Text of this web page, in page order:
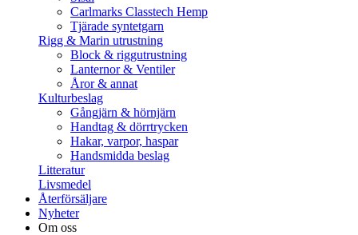
Carlmarks Classtech Hemp
Tjärade syntetgarn
Rigg & Marin utrustning
Block & riggutrustning
Lanternor & Ventiler
Åror & annat
Kulturbeslag
Gångjärn & hörnjärn
Handtag & dörrtrycken
Hakar, varpor, haspar
Handsmidda beslag
Litteratur
Livsmedel
Återförsäljare
Nyheter
Om oss